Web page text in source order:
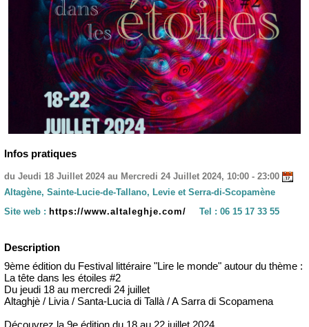
Infos pratiques
du Jeudi 18 Juillet 2024 au Mercredi 24 Juillet 2024, 10:00 - 23:00
Altagène, Sainte-Lucie-de-Tallano, Levie et Serra-di-Scopamène
Site web : https://www.altaleghje.com/ Tel : 06 15 17 33 55
Description
9ème édition du Festival littéraire "Lire le monde" autour du thème :
La tête dans les étoiles #2
Du jeudi 18 au mercredi 24 juillet
Altaghjè / Livia / Santa-Lucia di Tallà / A Sarra di Scopamena